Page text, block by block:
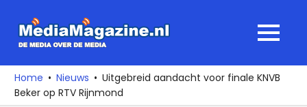
naar
media
over
de
MENU
Home Nieuws
Uitgebreid aandacht voor finale KNVB
Beker op RTV Rijnmond